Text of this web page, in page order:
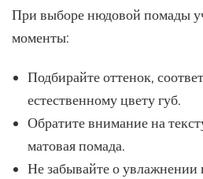
При выборе нюдовой помады
моменты:
Подбирайте оттенок,
естественному цвету губ.
Обратите внимание на
матовая помада.
Не забывайте о увлажнении